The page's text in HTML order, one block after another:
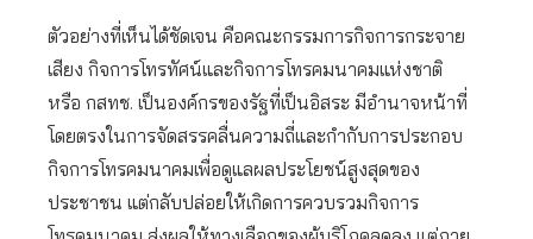
ตัวอย่างที่เห็นได้ชัดเจน คือคณะกรรมการกิจการกระจาย
เสียง กิจการโทรทัศน์และกิจการโทรคมนาคมแห่งชาติ
หรือ กสทช. เป็นองค์กรของรัฐที่เป็นอิสระ มีอำนาจหน้าที่
โดยตรงในการจัดสรรคลื่นความถี่และกำกับการประกอบ
กิจการโทรคมนาคมเพื่อดูแลผลประโยชน์สูงสุดของ
ประชาชน แต่กลับปล่อยให้เกิดการควบรวมกิจการ